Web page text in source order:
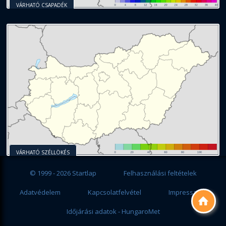

VÁRHATÓ CSAPADÉK
VÁRHATÓ SZÉLLÖKÉS
© 1999 - 2026 Startlap Felhasználási feltételek
Adatvédelem Kapcsolatfelvétel Impresszum
Időjárási adatok - HungaroMet